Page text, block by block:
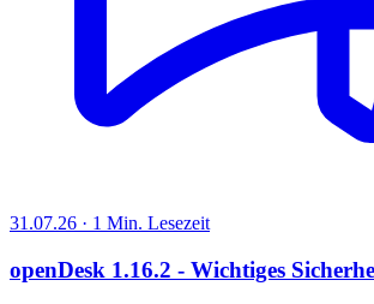
31.07.26 · 1 Min. Lesezeit
openDesk 1.16.2 - Wichtiges